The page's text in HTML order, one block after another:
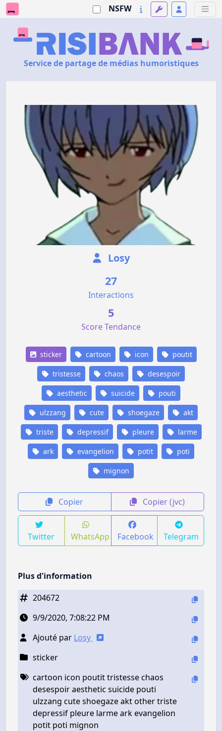
NSFW
Service de partage de médias humoristiques
Losy
27
Interactions
5
Score Tendance
sticker cartoon icon poutit
tristesse chaos desespoir
aesthetic suicide pouti
ulzzang cute shoegaze akt
triste depressif pleure larme
ark evangelion potit poti
mignon
Copier Copier (jvc)
Twitter WhatsApp Facebook Telegram
Plus d'information
204672
9/9/2020, 7:08:22 PM
Ajouté par Losy
sticker
cartoon icon poutit tristesse chaos
desespoir aesthetic suicide pouti
ulzzang cute shoegaze akt other triste
depressif pleure larme ark evangelion
potit poti mignon